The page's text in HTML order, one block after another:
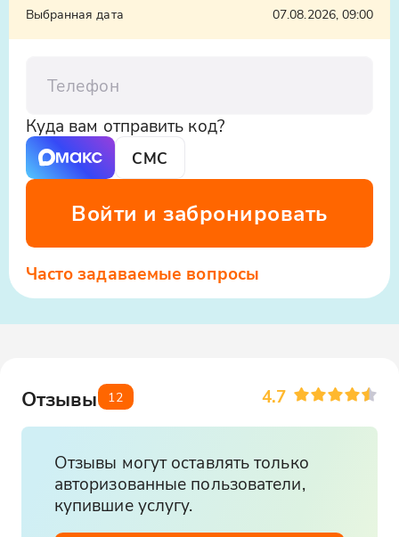
Выбранная дата 07.08.2026, 09:00
Куда вам отправить код?
СМС
Войти и забронировать
Часто задаваемые вопросы
Отзывы 12 4.7
Отзывы могут оставлять только
авторизованные пользователи,
купившие услугу.